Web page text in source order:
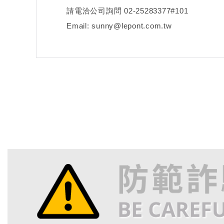
請電洽公司詢問 02-25283377#101
Email: sunny@lepont.com.tw